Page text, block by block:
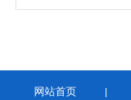
网站首页 |